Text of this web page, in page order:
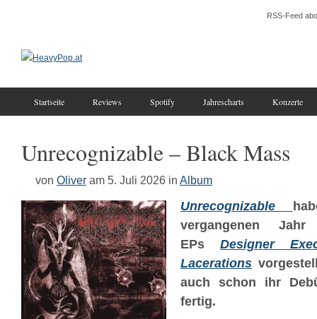
RSS-Feed
Startseite Reviews Spotify Jahrescharts Konzerte
Unrecognizable – Black Mass
von Oliver am 5. Juli 2026 in Album
Unrecognizable
vergangenen
EPs Designer
Lacerations
auch schon ihr
fertig.